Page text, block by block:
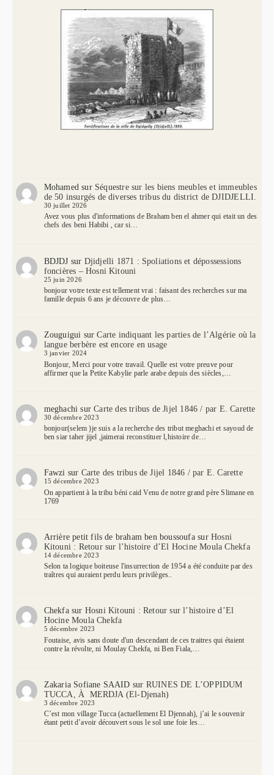
Mohamedsur Séquestre sur les biens meubles et immeubles
de 50 insurgés de diverses tribus du district de DJIDJELLI.
30 juillet 2026
Avez vous plus d'informations de Braham ben el ahmer qui etait un des
chefs des beni Habibi , car si…
BDJDJ sur Djidjelli 1871 : Spoliations et dépossessions
foncières – Hosni Kitouni
25 juin 2026
bonjour votre texte est tellement vrai : faisant des recherches sur ma
famille depuis 6 ans je découvre de plus…
Zouguigui surCarte indiquant les parties de l’Algérie où la
langue berbère est encore en usage
3 janvier 2024
Bonjour, Merci pour votre travail. Quelle est votre preuve pour
affirmer que la Petite Kabylie parle arabe depuis des siècles,…
meghachi surCarte des tribus de Jijel 1846 / par E. Carette
30 décembre 2023
bonjour(selem )je suis a la recherche des tribut meghachi et sayoud de
ben siar taher jijel ,jaimerai reconstituer l,histoire de…
Fawzi sur Carte des tribus de Jijel 1846 / par E. Carette
15 décembre 2023
On appartient à la tribu béni caid Venu de notre grand père Slimane en
1769
Arrière petit fils de braham ben boussoufasur Hosni
Kitouni : Retour sur l’histoire d’El Hocine Moula Chekfa
14 décembre 2023
Selon ta logique boiteuse l'insurrection de 1954 a été conduite par des
traîtres qui auraient perdu leurs privilèges..
Chekfasur Hosni Kitouni : Retour sur l’histoire d’El
Hocine Moula Chekfa
5 décembre 2023
Foutaise, avis sans doute d'un descendant de ces traitres qui étaient
contre la révolte, ni Moulay Chekfa, ni Ben Fiala,…
Zakaria Sofiane SAAID sur RUINES DE L’OPPIDUM
TUCCA, À MERDJA (El-Djenah)
3 décembre 2023
C’est mon village Tucca (actuellement El Djennah), j’ai le souvenir
étant petit d’avoir découvert sous le sol une foie les…